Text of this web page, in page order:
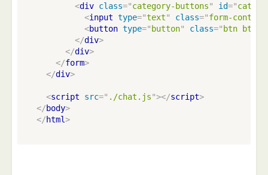
<div class="category-buttons" id="
<input type="text" class="form-control
<button type="button" class="btn btn-
</div>
</div>
</form>
</div>
<script src=" ./chat.js"></script>
</body>
</html>